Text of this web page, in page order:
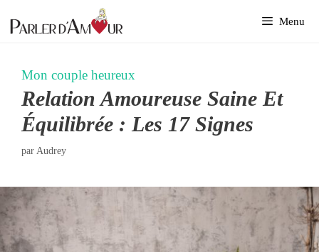
au
Menu
Mon couple heureux
Relation Amoureuse Saine Et
Équilibrée : Les 17 Signes
par Audrey